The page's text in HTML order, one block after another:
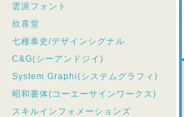
雲涯フォント
欣喜堂
七種泰史/デザインシグナル
C&G(シーアンドジイ)
System Graphi(システムグラフィ)
昭和書体(コーエーサインワークス)
スキルインフォメーションズ